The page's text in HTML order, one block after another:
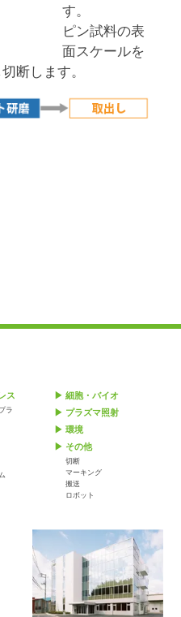
す。
ピン試料の表
面スケールを
断します。
ス
ラ
細胞・バイオ
プラズマ照射
環境
その他
切断
マーキング
搬送
ロボット